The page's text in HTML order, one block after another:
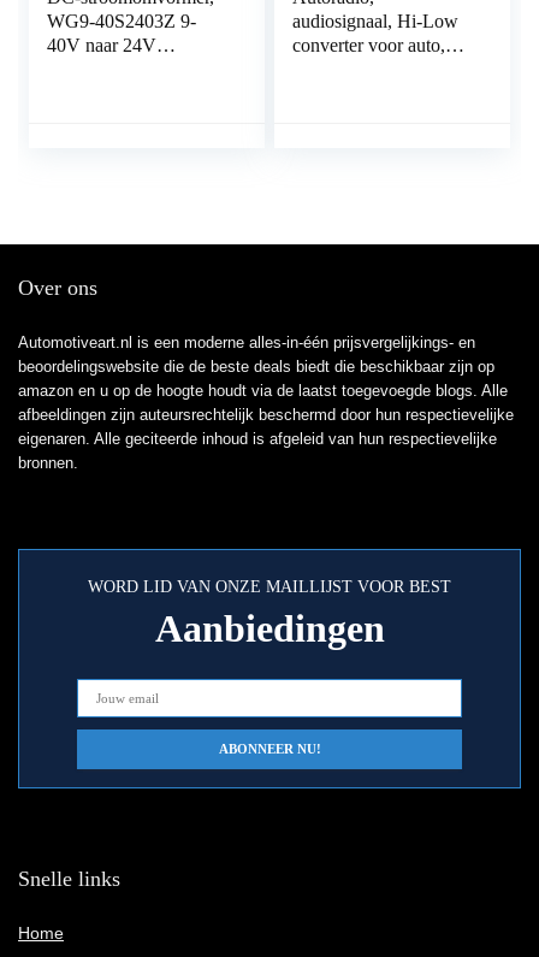
WG9-40S2403Z 9-
40V naar 24V
audiosignaal, Hi-Low
converter voor auto,
Over ons
Automotiveart.nl is een moderne alles-in-één prijsvergelijkings- en
beoordelingswebsite die de beste deals biedt die beschikbaar zijn op
amazon en u op de hoogte houdt via de laatst toegevoegde blogs. Alle
afbeeldingen zijn auteursrechtelijk beschermd door hun respectievelijke
eigenaren. Alle geciteerde inhoud is afgeleid van hun respectievelijke
bronnen.
WORD LID VAN ONZE MAILLIJST VOOR BEST
Aanbiedingen
Snelle links
Home